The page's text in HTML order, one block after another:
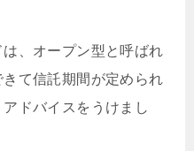
、オープン型と呼ばれ
て信託期間が定められ
ドバイスをうけまし